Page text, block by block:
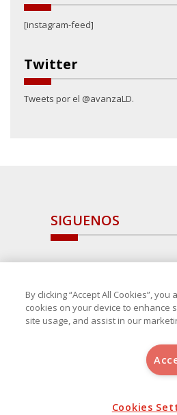
[instagram-feed]
Twitter
Tweets por el @avanzaLD.
SIGUENOS
,
Aviso Legal
Política
By clicking “Accept All Cookies”,
cookies on your device to enhance
site usage, and assist in our
Cookies